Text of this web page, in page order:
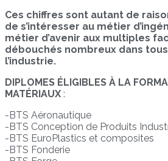
Ces chiffres sont autant de
de s’intéresser au métier
métier d’avenir aux multiples
débouchés nombreux dans
l’industrie.
DIPLOMES ÉLIGIBLES À LA
MATÉRIAUX :
-BTS Aéronautique
-BTS Conception de Produits
-BTS EuroPlastics et composites
-BTS Fonderie